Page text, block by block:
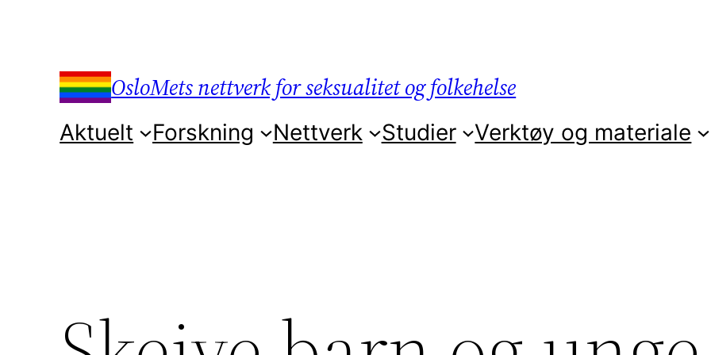
OsloMets nettverk for seksualitet og folkehelse
Aktuelt Forskning Nettverk Studier Verktøy og materiale